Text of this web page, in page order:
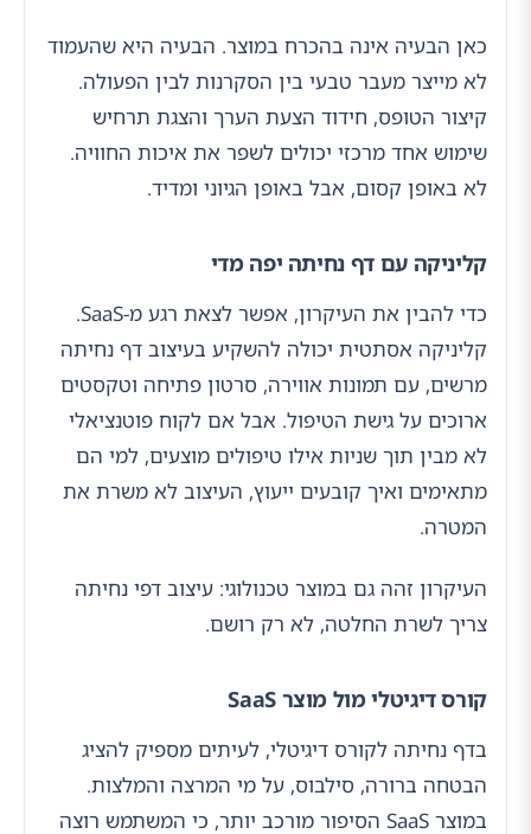
כאן הבעיה אינה בהכרח במוצר. הבעיה היא שהעמוד
לא מייצר מעבר טבעי בין הסקרנות לבין הפעולה.
קיצור הטופס, חידוד הצעת הערך והצגת תרחיש
שימוש אחד מרכזי יכולים לשפר את איכות החוויה.
לא באופן קסום, אבל באופן הגיוני ומדיד.
קליניקה עם דף נחיתה יפה מדי
כדי להבין את העיקרון, אפשר לצאת רגע מ-SaaS.
קליניקה אסתטית יכולה להשקיע בעיצוב דף נחיתה
מרשים, עם תמונות אווירה, סרטון פתיחה וטקסטים
ארוכים על גישת הטיפול. אבל אם לקוח פוטנציאלי
לא מבין תוך שניות אילו טיפולים מוצעים, למי הם
מתאימים ואיך קובעים ייעוץ, העיצוב לא משרת את
המטרה.
העיקרון זהה גם במוצר טכנולוגי: עיצוב דפי נחיתה
צריך לשרת החלטה, לא רק רושם.
קורס דיגיטלי מול מוצר SaaS
בדף נחיתה לקורס דיגיטלי, לעיתים מספיק להציג
הבטחה ברורה, סילבוס, על מי המרצה והמלצות.
במוצר SaaS הסיפור מורכב יותר, כי המשתמש רוצה